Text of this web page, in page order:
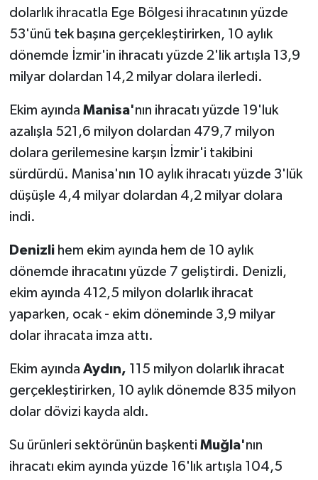
dolarlık ihracatla Ege Bölgesi ihracatının yüzde
53'ünü tek başına gerçekleştirirken, 10 aylık
dönemde İzmir'in ihracatı yüzde 2'lik artışla 13,9
milyar dolardan 14,2 milyar dolara ilerledi.
Ekim ayında Manisa'nın ihracatı yüzde 19'luk
azalışla 521,6 milyon dolardan 479,7 milyon
dolara gerilemesine karşın İzmir'i takibini
sürdürdü. Manisa'nın 10 aylık ihracatı yüzde 3'lük
düşüşle 4,4 milyar dolardan 4,2 milyar dolara
indi.
Denizli hem ekim ayında hem de 10 aylık
dönemde ihracatını yüzde 7 geliştirdi. Denizli,
ekim ayında 412,5 milyon dolarlık ihracat
yaparken, ocak - ekim döneminde 3,9 milyar
dolar ihracata imza attı.
Ekim ayında Aydın, 115 milyon dolarlık ihracat
gerçekleştirirken, 10 aylık dönemde 835 milyon
dolar dövizi kayda aldı.
Su ürünleri sektörünün başkenti Muğla'nın
ihracatı ekim ayında yüzde 16'lık artışla 104,5